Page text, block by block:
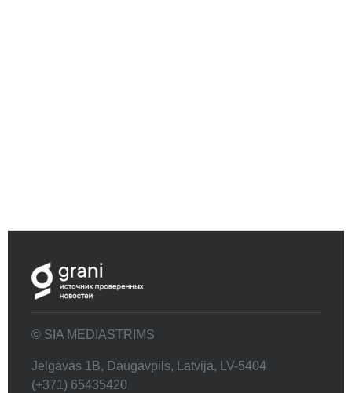
© SIA MEDIASTRIMS
Jelgavas 1B, Daugavpils, Latvija, LV-5404
(+371) 65435420